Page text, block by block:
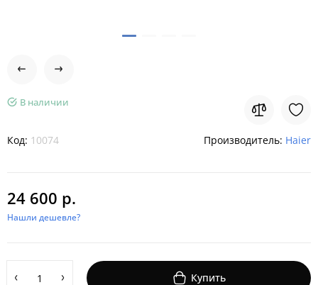
В наличии
Код: 10074 Производитель: Haier
24 600 р.
Нашли дешевле?
Купить